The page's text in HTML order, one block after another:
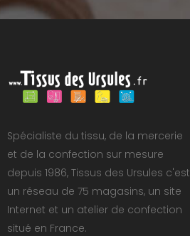
Spécialiste du tissu, de la mercerie
et de la confection sur mesure
depuis 1986, Tissus des Ursules c'est
un réseau de 75 magasins, un site
Internet et un atelier de confection
situé en France.